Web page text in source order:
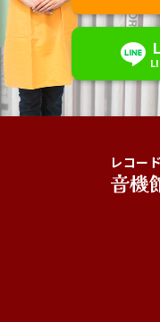
レコー